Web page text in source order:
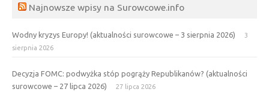
Najnowsze wpisy na Surowcowe.info
Wodny kryzys Europy! (aktualności surowcowe – 3 sierpnia 2026)
3
sierpnia 2026
Decyzja FOMC: podwyżka stóp pogrąży Republikanów? (aktualności
surowcowe – 27 lipca 2026)
27 lipca 2026